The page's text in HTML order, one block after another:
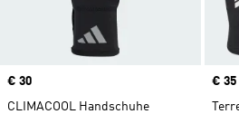
Price
€ 30
CLIMACOOL Handschuhe
Price
€ 35